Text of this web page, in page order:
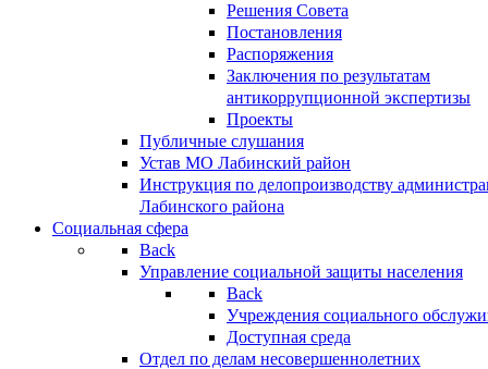
Решения Совета
Постановления
Распоряжения
Заключения по результатам
антикоррупционной экспертизы
Проекты
Публичные слушания
Устав МО Лабинский район
Инструкция по делопроизводству
Лабинского района
Социальная сфера
Back
Управление социальной защиты населения
Back
Учреждения социального
Доступная среда
Отдел по делам несовершеннолетних